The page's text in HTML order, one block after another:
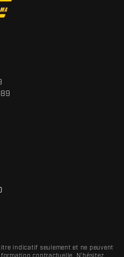
indicatif seulement et ne peuvent